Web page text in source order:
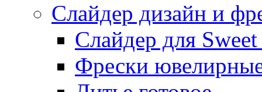
Слайдер дизайн и
Слайдер для
Фрески